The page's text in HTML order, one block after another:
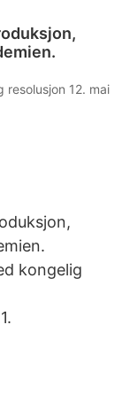
12. mai
kongelig